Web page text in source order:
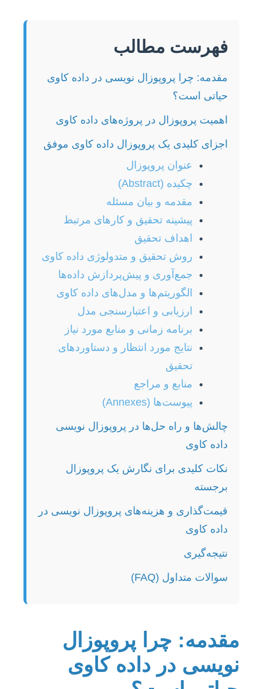
فهرست مطالب
مقدمه: چرا پروپوزال نویسی در داده کاوی
حیاتی است؟
اهمیت پروپوزال در پروژه‌های داده کاوی
اجزای کلیدی یک پروپوزال داده کاوی موفق
عنوان پروپوزال
چکیده (Abstract)
مقدمه و بیان مسئله
پیشینه تحقیق و کارهای مرتبط
اهداف تحقیق
روش تحقیق و متدولوژی داده کاوی
جمع‌آوری و پیش‌پردازش داده‌ها
الگوریتم‌ها و مدل‌های داده کاوی
ارزیابی و اعتبارسنجی مدل
برنامه زمانی و منابع مورد نیاز
نتایج مورد انتظار و دستاوردهای
تحقیق
منابع و مراجع
پیوست‌ها (Annexes)
چالش‌ها و راه حل‌ها در پروپوزال نویسی
داده کاوی
نکات کلیدی برای نگارش یک پروپوزال
برجسته
قیمت‌گذاری و هزینه‌های پروپوزال نویسی در
داده کاوی
نتیجه‌گیری
سوالات متداول (FAQ)
مقدمه: چرا پروپوزال
نویسی در داده کاوی